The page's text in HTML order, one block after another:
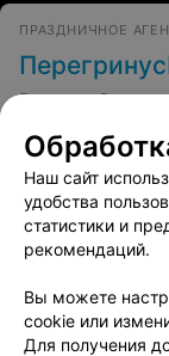
ПРАЗДНИЧНОЕ
Брест, ул.
Максимальное
Инфраструктура
Беседка, шатер
часа
Наш сайт
удобства
статистики и
рекомендаций.
Вы можете
cookie или
Для получения